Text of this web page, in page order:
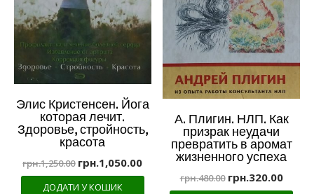
Элис Кристенсен. Йога
которая лечит.
Здоровье, стройность,
красота
грн.1,250.00 грн.1,050.00
ДОДАТИ У КОШИК
А. Плигин. НЛП. Как
призрак неудачи
превратить в аромат
жизненного успеха
грн.480.00 грн.320.00